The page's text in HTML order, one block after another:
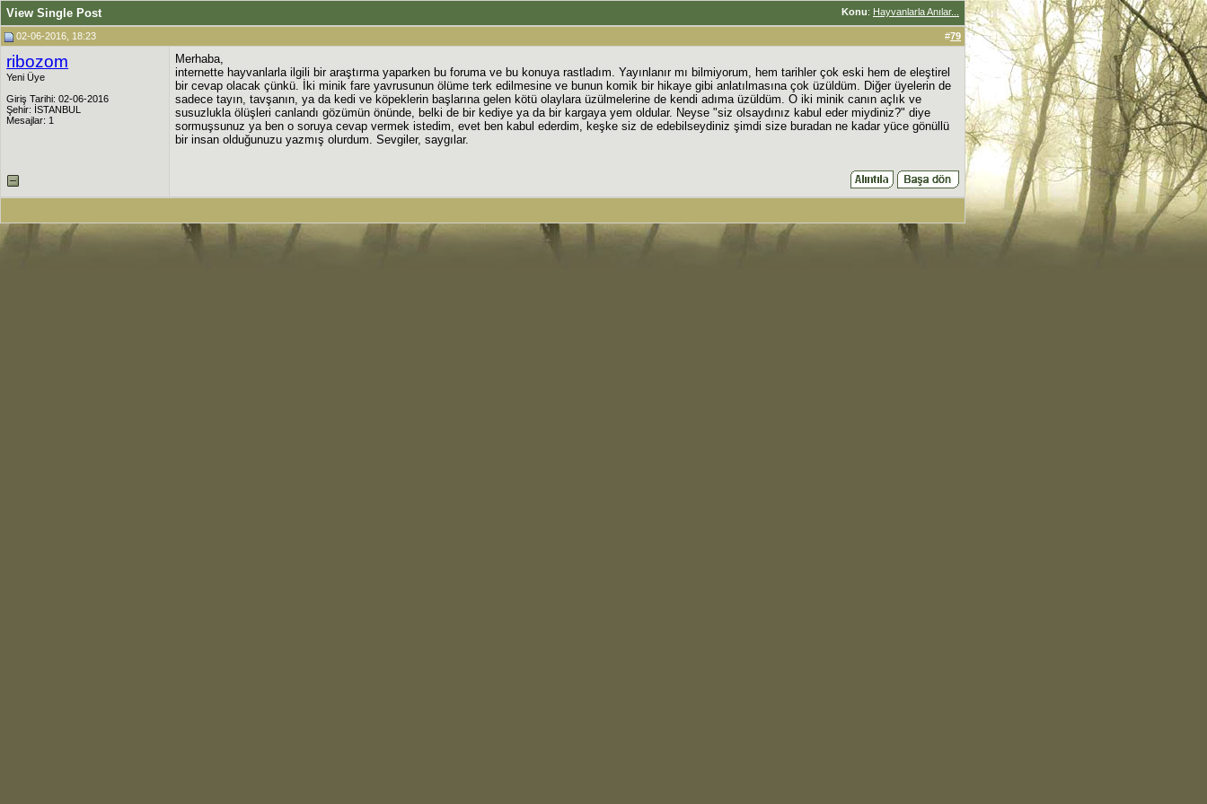
Konu: Hayvanlarla Anılar...
View Single Post
02-06-2016, 18:23 #79
ribozom
Yeni Üye
Giriş Tarihi: 02-06-2016
Şehir: İSTANBUL
Mesajlar: 1
Merhaba,
internette hayvanlarla ilgili bir araştırma yaparken bu foruma ve bu konuya rastladım. Yayınlanır mı bilmiyorum, hem tarihler çok eski hem de eleştirel
bir cevap olacak çünkü. İki minik fare yavrusunun ölüme terk edilmesine ve bunun komik bir hikaye gibi anlatılmasına çok üzüldüm. Diğer üyelerin de
sadece tayın, tavşanın, ya da kedi ve köpeklerin başlarına gelen kötü olaylara üzülmelerine de kendi adıma üzüldüm. O iki minik canın açlık ve
susuzlukla ölüşleri canlandı gözümün önünde, belki de bir kediye ya da bir kargaya yem oldular. Neyse "siz olsaydınız kabul eder miydiniz?" diye
sormuşsunuz ya ben o soruya cevap vermek istedim, evet ben kabul ederdim, keşke siz de edebilseydiniz şimdi size buradan ne kadar yüce gönüllü
bir insan olduğunuzu yazmış olurdum. Sevgiler, saygılar.